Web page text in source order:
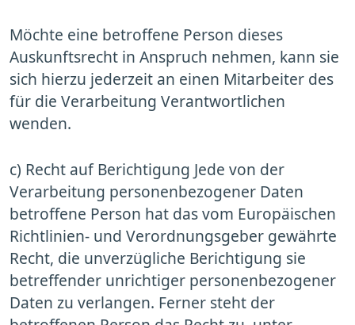
Möchte eine betroffene Person dieses
Auskunftsrecht in Anspruch nehmen, kann sie
sich hierzu jederzeit an einen Mitarbeiter des
für die Verarbeitung Verantwortlichen
wenden.
c) Recht auf Berichtigung Jede von der
Verarbeitung personenbezogener Daten
betroffene Person hat das vom Europäischen
Richtlinien- und Verordnungsgeber gewährte
Recht, die unverzügliche Berichtigung sie
betreffender unrichtiger personenbezogener
Daten zu verlangen. Ferner steht der